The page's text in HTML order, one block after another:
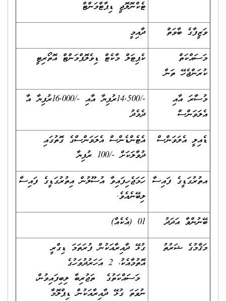
ޓެކްނޮލޮޖީ ޑިޕާޓްމަންޓް
ވަޒީފާގެ ބާވަތް
ދާއިމީ
މަސައްކަތް
ކުރަންޖެހޭ ތަން
ކެޕިޓަލް މާކެޓް ޑިވެލޮޕްމަންޓް އޮތޯރިޓީ
މުސާރަ އާއި
އެލަވަންސް
-/14,500ރުފިޔާ އާއި -/16,000ރުފިޔާ އާ
ދެމެދު
ޑެއިލީ އެލަވަންސް
އެޓެންޑެންސް އެލަވަންސްގެ ގޮތުގައި
ދުވާލަކަށް -/100 ރުފިޔާ
އތުރުގަޑީގެ ފައިސާ ހަމަޖެހިފައިވާ އުސޫލުން އިތުރުގަޑީގެ ފައިސާ
ލިބޭނެއެވެ.
ބޭނުންވާ އަދަދު
01 (އެކެއް)
މަޤާމުގެ ޝަރުތު
ގުޅޭ ދާއިރާއަކުން ފުރަތަމަ ޑިގްރީ
އޮތުމާއެކު، 2 އަހަރުދުވަހުގެ
މަސައްކަތުގެ ތަޖުރިބާ ލިބިފައިވުން،
ނުވަތަ ގުޅޭ ދާއިރާއަކުން ޑިޕްލޮމާ